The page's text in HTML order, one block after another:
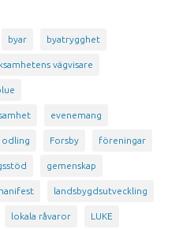
byar byatrygghet
vägvisare
evenemang
Forsby föreningar
gemenskap
landsbygdsutveckling
lokala råvaror LUKE